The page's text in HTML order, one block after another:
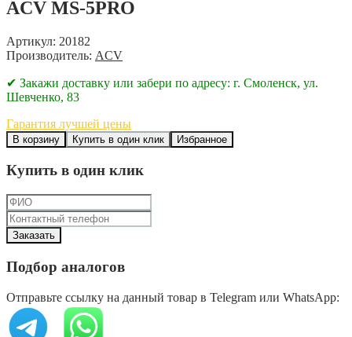
ACV MS-5PRO
Артикул: 20182
Производитель: ACV
✔ Закажи доставку или забери по адресу: г. Смоленск, ул.
Шевченко, 83
Гарантия лучшей цены
В корзину Купить в один клик Избранное
Купить в один клик
Подбор аналогов
Отправьте ссылку на данный товар в Telegram или WhatsApp: